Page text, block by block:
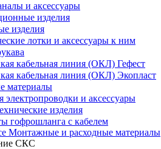
и аксессуары
изделия
изделия
лотки и аксессуары к ним
кабельная линия (ОКЛ) Гефест
кабельная линия (ОКЛ) Экопласт
материалы
электропроводки и аксессуары
изделия
гофрошланга с кабелем
Монтажные и расходные материалы
СКС